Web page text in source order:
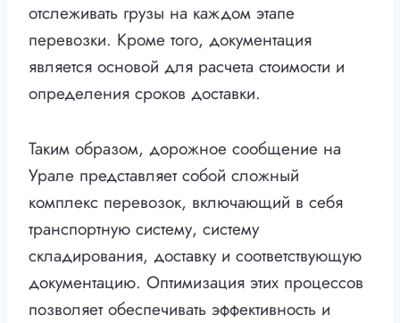
отслеживать грузы на каждом этапе
перевозки. Кроме того, документация
является основой для расчета стоимости и
определения сроков доставки.
Таким образом, дорожное сообщение на
Урале представляет собой сложный
комплекс перевозок, включающий в себя
транспортную систему, систему
складирования, доставку и соответствующую
документацию. Оптимизация этих процессов
позволяет обеспечивать эффективность и